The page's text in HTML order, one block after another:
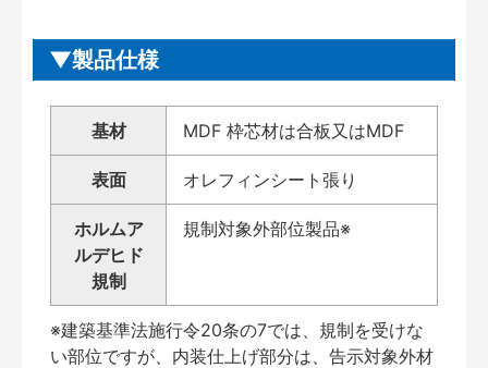
製品仕様
基材 MDF 枠芯材は合板又はMDF
表面 オレフィンシート張り
ホルムア
ルデヒド
規制
規制対象外部位製品※
※建築基準法施行令20条の7では、規制を受けな
い部位ですが、内装仕上げ部分は、告示対象外材